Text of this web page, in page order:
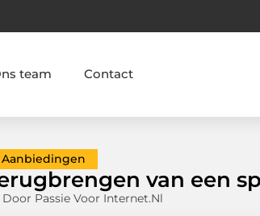
team Contact
Aanbiedingen
van een
Passie Voor Internet.nl